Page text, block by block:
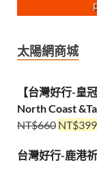
太陽網商城
【台灣好行-皇
North Coast
NT$660 NT$399
台灣好行-鹿港